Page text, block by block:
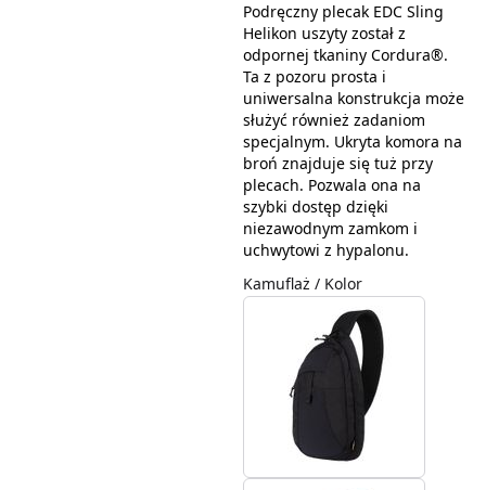
Podręczny plecak EDC Sling
Helikon uszyty został z
odpornej tkaniny Cordura®.
Ta z pozoru prosta i
uniwersalna konstrukcja może
służyć również zadaniom
specjalnym. Ukryta komora na
broń znajduje się tuż przy
plecach. Pozwala ona na
szybki dostęp dzięki
niezawodnym zamkom i
uchwytowi z hypalonu.
Kamuflaż / Kolor